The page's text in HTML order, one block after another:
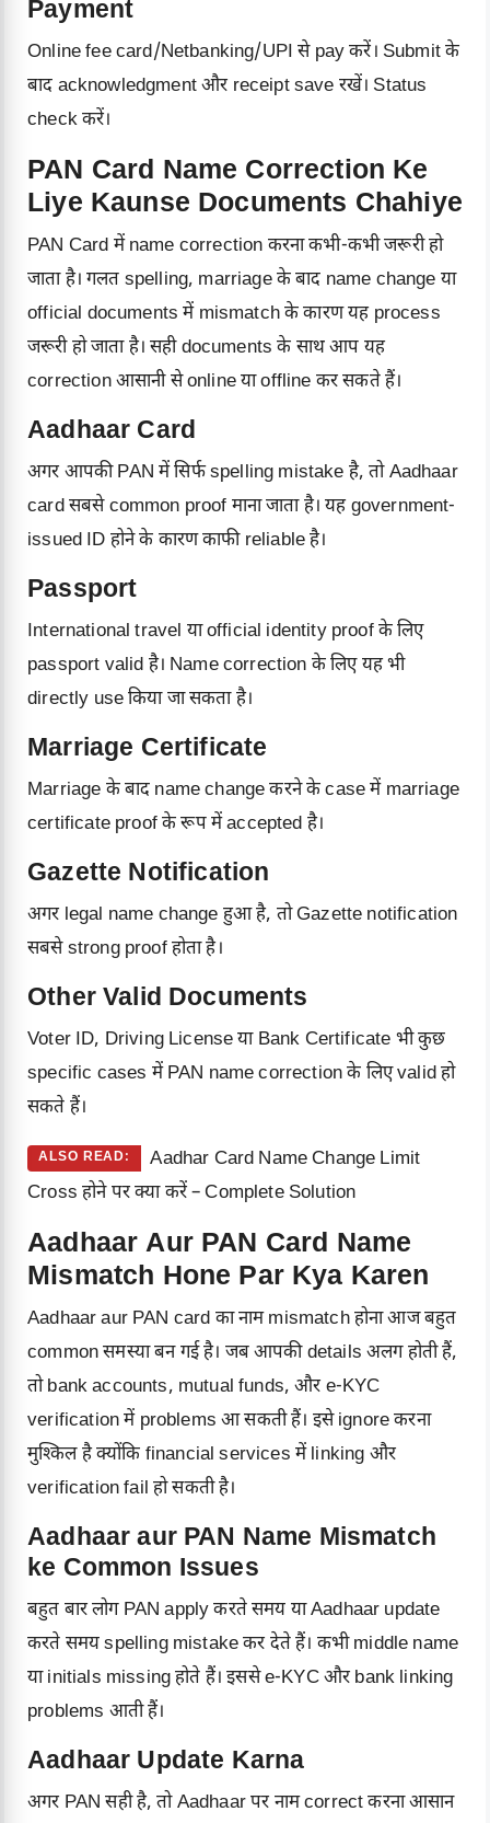
Payment
Online fee card/Netbanking/UPI से pay करें। Submit के
बाद acknowledgment और receipt save रखें। Status
check करें।
PAN Card Name Correction Ke
Liye Kaunse Documents Chahiye
PAN Card में name correction करना कभी-कभी जरूरी हो
जाता है। गलत spelling, marriage के बाद name change या
official documents में mismatch के कारण यह process
जरूरी हो जाता है। सही documents के साथ आप यह
correction आसानी से online या offline कर सकते हैं।
Aadhaar Card
अगर आपकी PAN में सिर्फ spelling mistake है, तो Aadhaar
card सबसे common proof माना जाता है। यह government-
issued ID होने के कारण काफी reliable है।
Passport
International travel या official identity proof के लिए
passport valid है। Name correction के लिए यह भी
directly use किया जा सकता है।
Marriage Certificate
Marriage के बाद name change करने के case में marriage
certificate proof के रूप में accepted है।
Gazette Notification
अगर legal name change हुआ है, तो Gazette notification
सबसे strong proof होता है।
Other Valid Documents
Voter ID, Driving License या Bank Certificate भी कुछ
specific cases में PAN name correction के लिए valid हो
सकते हैं।
ALSO READ:
Aadhar Card Name Change Limit
Cross होने पर क्या करें – Complete Solution
Aadhaar Aur PAN Card Name
Mismatch Hone Par Kya Karen
Aadhaar aur PAN card का नाम mismatch होना आज बहुत
common समस्या बन गई है। जब आपकी details अलग होती हैं,
तो bank accounts, mutual funds, और e-KYC
verification में problems आ सकती हैं। इसे ignore करना
मुश्किल है क्योंकि financial services में linking और
verification fail हो सकती है।
Aadhaar aur PAN Name Mismatch
ke Common Issues
बहुत बार लोग PAN apply करते समय या Aadhaar update
करते समय spelling mistake कर देते हैं। कभी middle name
या initials missing होते हैं। इससे e-KYC और bank linking
problems आती हैं।
Aadhaar Update Karna
अगर PAN सही है, तो Aadhaar पर नाम correct करना आसान